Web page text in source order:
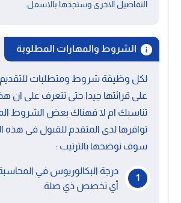
التفاصيل الاخرى وستجدها بالاسفل.
الشروط والمهارات المطلوبة
لكل وظيفة شروط ومتطلبات
على قرائتها جيدا حتى تتعرف على ان
تناسبك ام لا فهناك بعض الشروط
توافرها لدى المتقدم للقبول فى هذه
سوف نوضحها بالترتيب :
درجة البكالوريوس في المحاسبة
أي تخصص ذي صلة.